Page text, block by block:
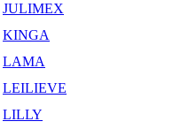
JULIMEX
KINGA
LAMA
LEILIEVE
LILLY